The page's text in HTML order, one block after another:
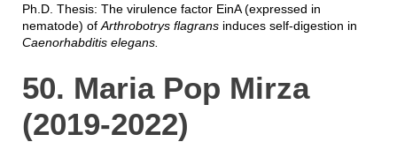
Ph.D. Thesis: The virulence factor EinA (expressed in
nematode) of Arthrobotrys flagransinduces self-digestion in
Caenorhabditis elegans.
50. Maria Pop Mirza
(2019-2022)